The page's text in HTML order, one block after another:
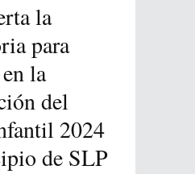
la
para
la
del
2024
de SLP